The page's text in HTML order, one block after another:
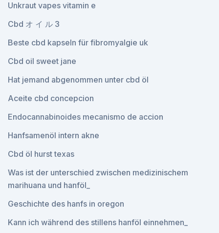
Unkraut vapes vitamin e
Cbd オ イ ル 3
Beste cbd kapseln für fibromyalgie uk
Cbd oil sweet jane
Hat jemand abgenommen unter cbd öl
Aceite cbd concepcion
Endocannabinoides mecanismo de accion
Hanfsamenöl intern akne
Cbd öl hurst texas
Was ist der unterschied zwischen medizinischem
marihuana und hanföl_
Geschichte des hanfs in oregon
Kann ich während des stillens hanföl einnehmen_